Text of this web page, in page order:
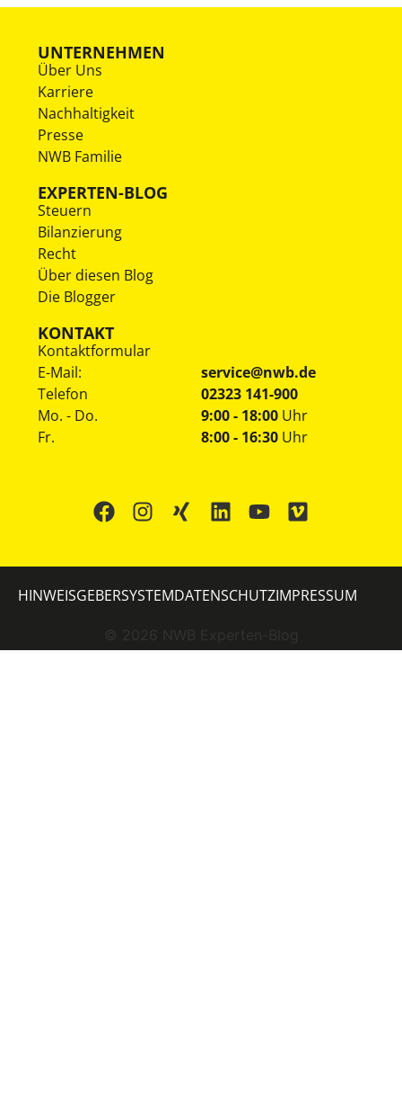
UNTERNEHMEN
Über Uns
Karriere
Nachhaltigkeit
Presse
NWB Familie
EXPERTEN-BLOG
Steuern
Bilanzierung
Recht
Über diesen Blog
Die Blogger
KONTAKT
Kontaktformular
E-Mail:
service@nwb.de
Telefon
02323 141-900
Mo. - Do.
Fr.
9:00 - 18:00 Uhr
8:00 - 16:30 Uhr
© 2026 NWB Experten-Blog
HINWEISGEBERSYSTEMDATENSCHUTZIMPRESSUM